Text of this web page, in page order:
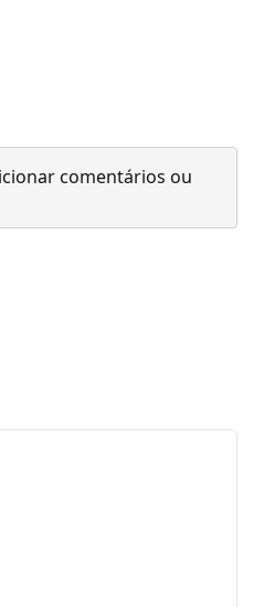
comentários ou